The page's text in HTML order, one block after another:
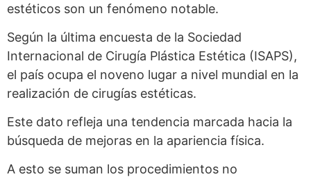
estéticos son un fenómeno notable.
Según la última encuesta de la Sociedad
Internacional de Cirugía Plástica Estética (ISAPS),
el país ocupa el noveno lugar a nivel mundial en la
realización de cirugías estéticas.
Este dato refleja una tendencia marcada hacia la
búsqueda de mejoras en la apariencia física.
A esto se suman los procedimientos no